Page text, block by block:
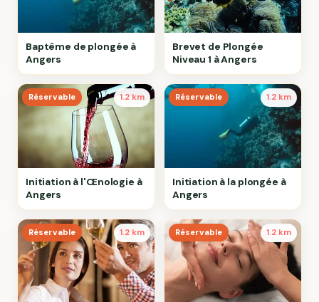
Baptême de plongée à
Angers
Brevet de Plongée
Niveau 1 à Angers
Réservable 1.2 km
Initiation à l'Œnologie à
Angers
Réservable 1.2 km
Initiation à la plongée à
Angers
Réservable 1.2 km Réservable 1.2 km